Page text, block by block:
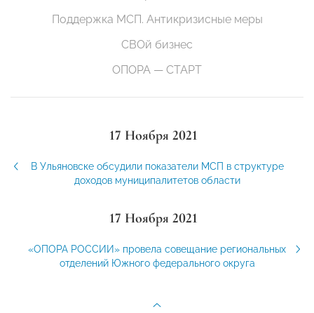
Поддержка МСП. Антикризисные меры
СВОй бизнес
ОПОРА — СТАРТ
17 Ноября 2021
В Ульяновске обсудили показатели МСП в структуре
доходов муниципалитетов области
17 Ноября 2021
«ОПОРА РОССИИ» провела совещание региональных
отделений Южного федерального округа